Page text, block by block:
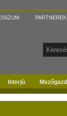
PARTNEREK
Interjú